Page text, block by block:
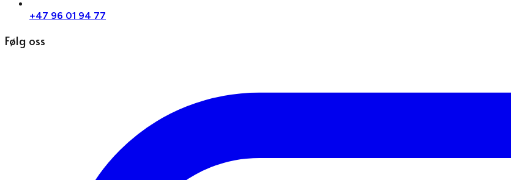
+47 96 01 94 77
Følg oss